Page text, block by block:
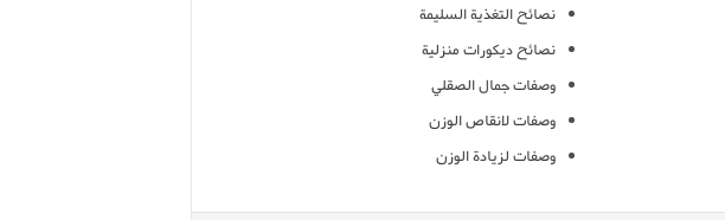
نصائح التغذية السليمة
نصائح ديكورات منزلية
وصفات جمال الصقلي
وصفات لانقاص الوزن
وصفات لزيادة الوزن